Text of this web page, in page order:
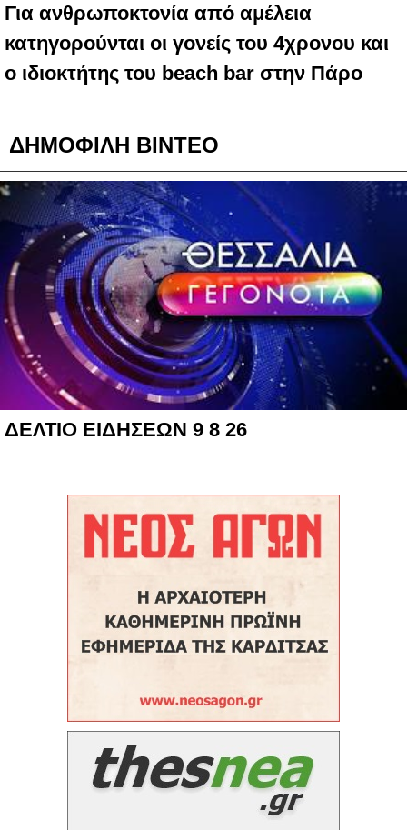
Για ανθρωποκτονία από αμέλεια
κατηγορούνται οι γονείς του 4χρονου και
ο ιδιοκτήτης του beach bar στην Πάρο
ΔΗΜΟΦΙΛΗ ΒΙΝΤΕΟ
ΔΕΛΤΙΟ ΕΙΔΗΣΕΩΝ 9 8 26